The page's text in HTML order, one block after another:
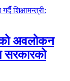
अवलोकन
सरकारको